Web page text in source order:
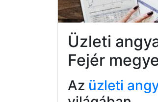
Üzleti
Fejér
Az üzleti